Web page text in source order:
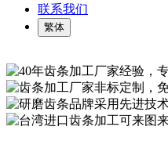
联系我们
繁体